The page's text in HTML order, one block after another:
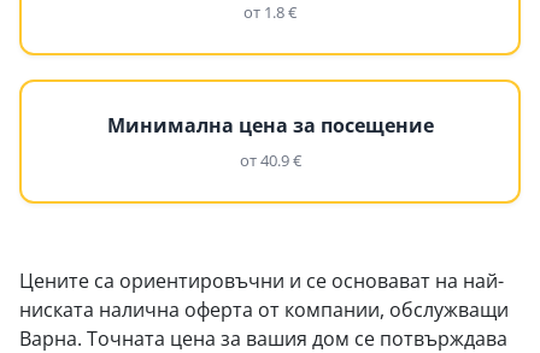
от 1.8 €
Минимална цена за посещение
от 40.9 €
Цените са ориентировъчни и се основават на най-
ниската налична оферта от компании, обслужващи
Варна. Точната цена за вашия дом се потвърждава